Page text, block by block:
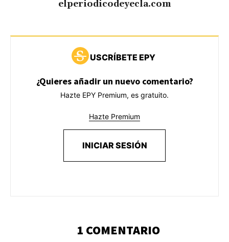
elperiodicodeyecla.com
USCRÍBETE EPY
¿Quieres añadir un nuevo comentario?
Hazte EPY Premium, es gratuito.
Hazte Premium
INICIAR SESIÓN
1 COMENTARIO